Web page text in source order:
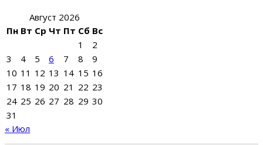
Август 2026
Пн Вт Ср Чт Пт Сб Вс
1
2
3
4 5 6 7 8
9
10 11 12 13 14 15 16
17 18 19 20 21 22 23
24 25 26 27 28 29 30
31
« Июл